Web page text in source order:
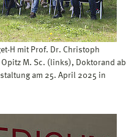
H mit Prof. Dr. Christoph
M. Sc. (links), Doktorand ab
am 25. April 2025 in